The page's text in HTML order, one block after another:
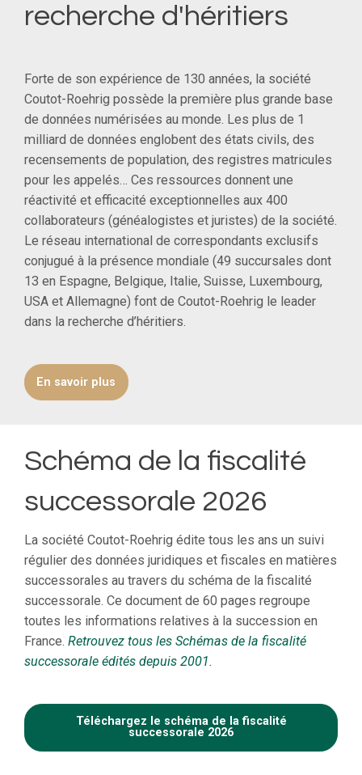
recherche d'héritiers
Forte de son expérience de 130 années, la société
Coutot-Roehrig possède la première plus grande base
de données numérisées au monde. Les plus de 1
milliard de données englobent des états civils, des
recensements de population, des registres matricules
pour les appelés… Ces ressources donnent une
réactivité et efficacité exceptionnelles aux 400
collaborateurs (généalogistes et juristes) de la société.
Le réseau international de correspondants exclusifs
conjugué à la présence mondiale (49 succursales dont
13 en Espagne, Belgique, Italie, Suisse, Luxembourg,
USA et Allemagne) font de Coutot-Roehrig le leader
dans la recherche d’héritiers.
En savoir plus
Schéma de la fiscalité
successorale 2026
La société Coutot-Roehrig édite tous les ans un suivi
régulier des données juridiques et fiscales en matières
successorales au travers du schéma de la fiscalité
successorale. Ce document de 60 pages regroupe
toutes les informations relatives à la succession en
France. Retrouvez tous les Schémas de la fiscalité
successorale édités depuis 2001.
Téléchargez le schéma de la fiscalité
successorale 2026